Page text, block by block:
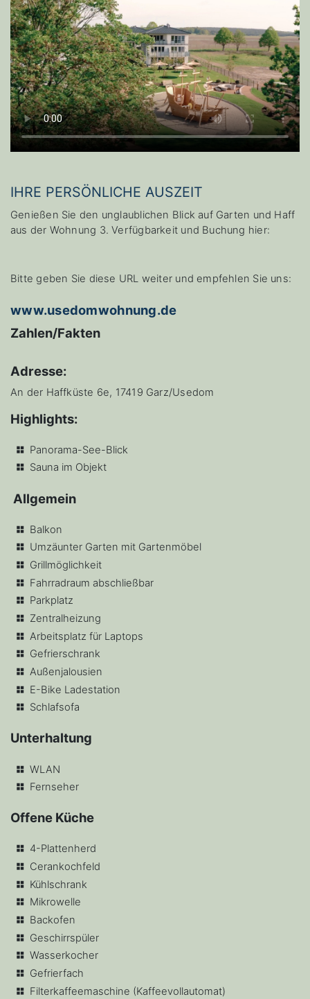
IHRE PERSÖNLICHE AUSZEIT
Genießen Sie den unglaublichen Blick auf Garten und Haff
aus der Wohnung 3. Verfügbarkeit und Buchung hier:
Bitte geben Sie diese URL weiter und empfehlen Sie uns:
www.usedomwohnung.de
Zahlen/Fakten
Adresse:
An der Haffküste 6e, 17419 Garz/Usedom
Highlights:
Panorama-See-Blick
Sauna im Objekt
Allgemein
Balkon
Umzäunter Garten mit Gartenmöbel
Grillmöglichkeit
Fahrradraum abschließbar
Parkplatz
Zentralheizung
Arbeitsplatz für Laptops
Gefrierschrank
Außenjalousien
E-Bike Ladestation
Schlafsofa
Unterhaltung
WLAN
Fernseher
Offene Küche
4-Plattenherd
Cerankochfeld
Kühlschrank
Mikrowelle
Backofen
Geschirrspüler
Wasserkocher
Gefrierfach
Filterkaffeemaschine (Kaffeevollautomat)